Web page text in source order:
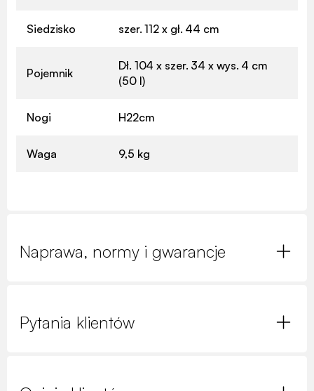
Siedzisko szer. 112 x gł. 44 cm
Pojemnik
Dł. 104 x szer. 34 x wys. 4 cm
(50 l)
Nogi H22cm
Waga 9,5 kg
Naprawa, normy i gwarancje
Pytania klientów